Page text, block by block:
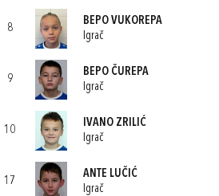
8
BEPO VUKOREPA
Igrač
9
BEPO ČUREPA
Igrač
10
IVANO ZRILIĆ
Igrač
17
ANTE LUČIĆ
Igrač